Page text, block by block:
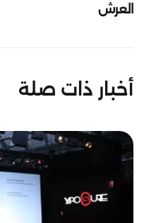
العرش
أخبار ذات صلة